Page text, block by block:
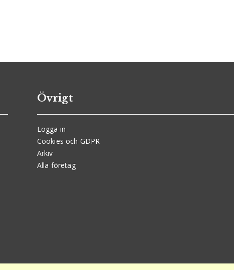
Övrigt
Logga in
Cookies och GDPR
Arkiv
Alla företag